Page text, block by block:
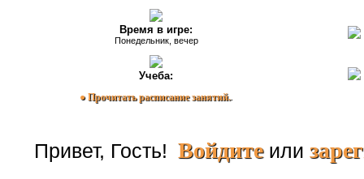
Время в игре:
Понедельник, вечер
Учеба:
● Прочитать расписание занятий..
Привет, Гость! Войдитеили